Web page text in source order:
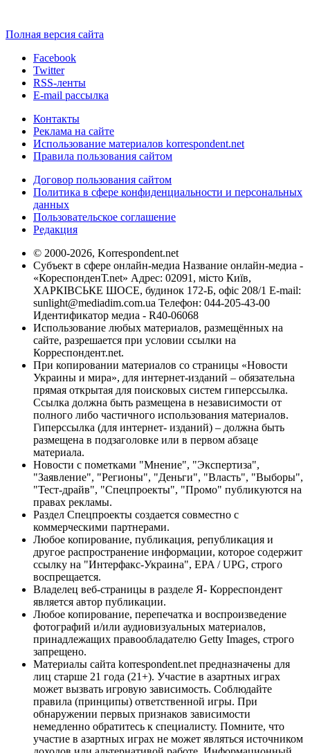
Полная версия сайта
Facebook
Twitter
RSS-ленты
E-mail рассылка
Контакты
Реклама на сайте
Использование материалов korrespondent.net
Правила пользования сайтом
Договор пользования сайтом
Политика в сфере конфиденциальности и персональных
данных
Пользовательское соглашение
Редакция
© 2000-2026, Korrespondent.net
Субъект в сфере онлайн-медиа Название онлайн-медиа -
«КореспонденТ.net» Адрес: 02091, місто Київ,
ХАРКІВСЬКЕ ШОСЕ, будинок 172-Б, офіс 208/1 E-mail:
sunlight@mediadim.com.ua Телефон: 044-205-43-00
Идентификатор медиа - R40-06068
Использование любых материалов, размещённых на
сайте, разрешается при условии ссылки на
Корреспондент.net.
При копировании материалов со страницы «Новости
Украины и мира», для интернет-изданий – обязательна
прямая открытая для поисковых систем гиперссылка.
Ссылка должна быть размещена в независимости от
полного либо частичного использования материалов.
Гиперссылка (для интернет- изданий) – должна быть
размещена в подзаголовке или в первом абзаце
материала.
Новости с пометками "Мнение", "Экспертиза",
"Заявление", "Регионы", "Деньги", "Власть", "Выборы",
"Тест-драйв", "Спецпроекты", "Промо" публикуются на
правах рекламы.
Раздел Спецпроекты создается совместно с
коммерческими партнерами.
Любое копирование, публикация, републикация и
другое распространение информации, которое содержит
ссылку на "Интерфакс-Украина", EPA / UPG, строго
воспрещается.
Владелец веб-страницы в разделе Я- Корреспондент
является автор публикации.
Любое копирование, перепечатка и воспроизведение
фотографий и/или аудиовизуальных материалов,
принадлежащих правообладателю Getty Images, строго
запрещено.
Материалы сайта korrespondent.net предназначены для
лиц старше 21 года (21+). Участие в азартных играх
может вызвать игровую зависимость. Соблюдайте
правила (принципы) ответственной игры. При
обнаружении первых признаков зависимости
немедленно обратитесь к специалисту. Помните, что
участие в азартных играх не может являться источником